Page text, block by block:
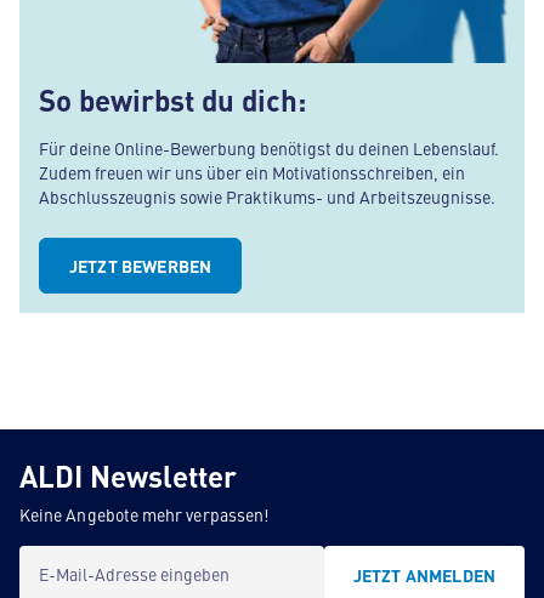
So bewirbst du dich:
Für deine Online-Bewerbung benötigst du deinen Lebenslauf.
Zudem freuen wir uns über ein Motivationsschreiben, ein
Abschlusszeugnis sowie Praktikums- und Arbeitszeugnisse.
JETZT BEWERBEN
ALDI Newsletter
Keine Angebote mehr verpassen!
E-Mail-Adresse eingeben JETZT ANMELDEN